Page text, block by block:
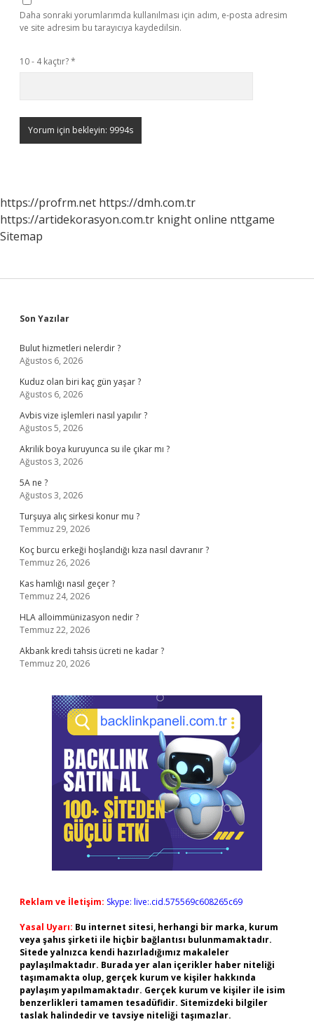
Daha sonraki yorumlarımda kullanılması için adım, e-posta adresim
ve site adresim bu tarayıcıya kaydedilsin.
10 - 4 kaçtır?*
https://profrm.net https://dmh.com.tr
https://artidekorasyon.com.tr knight online nttgame
Sitemap
Sidebar
Son Yazılar
Bulut hizmetleri nelerdir ?
Ağustos 6, 2026
Kuduz olan biri kaç gün yaşar ?
Ağustos 6, 2026
Avbis vize işlemleri nasıl yapılır ?
Ağustos 5, 2026
Akrilik boya kuruyunca su ile çıkar mı ?
Ağustos 3, 2026
5A ne ?
Ağustos 3, 2026
Turşuya alıç sirkesi konur mu ?
Temmuz 29, 2026
Koç burcu erkeği hoşlandığı kıza nasıl davranır ?
Temmuz 26, 2026
Kas hamlığı nasıl geçer ?
Temmuz 24, 2026
HLA alloimmünizasyon nedir ?
Temmuz 22, 2026
Akbank kredi tahsis ücreti ne kadar ?
Temmuz 20, 2026
Reklam ve İletişim: Skype: live:.cid.575569c608265c69
Yasal Uyarı: Bu internet sitesi, herhangi bir marka, kurum
veya şahıs şirketi ile hiçbir bağlantısı bulunmamaktadır.
Sitede yalnızca kendi hazırladığımız makaleler
paylaşılmaktadır. Burada yer alan içerikler haber niteliği
taşımamakta olup, gerçek kurum ve kişiler hakkında
paylaşım yapılmamaktadır. Gerçek kurum ve kişiler ile isim
benzerlikleri tamamen tesadüfidir. Sitemizdeki bilgiler
taslak halindedir ve tavsiye niteliği taşımazlar.